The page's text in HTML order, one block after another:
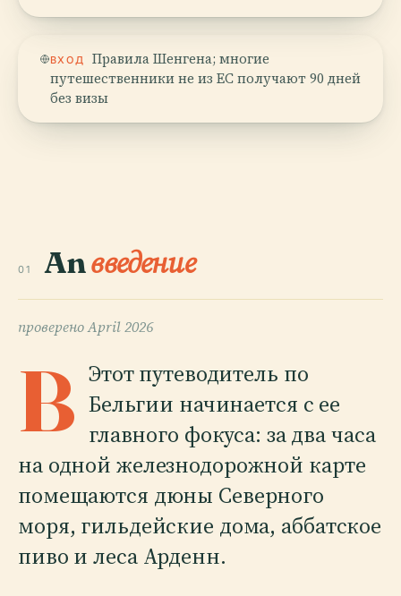
ВХОД
Правила Шенгена; многие
путешественники не из ЕС получают 90 дней
без визы
01 Anвведение
провереноApril 2026
B Этот путеводитель по
Бельгии начинается с ее
главного фокуса: за два часа
на одной железнодорожной карте
помещаются дюны Северного
моря, гильдейские дома, аббатское
пиво и леса Арденн.